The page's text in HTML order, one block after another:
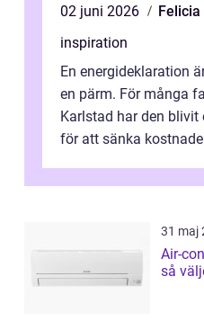
02 juni 2026
inspiration
En energideklaration
en pärm. För många
Karlstad har den
för att sänka
31 maj
Air-
så